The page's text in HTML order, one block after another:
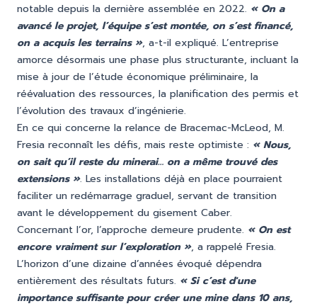
notable depuis la dernière assemblée en 2022. « On a
avancé le projet, l’équipe s’est montée, on s’est financé,
on a acquis les terrains », a-t-il expliqué. L’entreprise
amorce désormais une phase plus structurante, incluant la
mise à jour de l’étude économique préliminaire, la
réévaluation des ressources, la planification des permis et
l’évolution des travaux d’ingénierie.
En ce qui concerne la relance de Bracemac-McLeod, M.
Fresia reconnaît les défis, mais reste optimiste : « Nous,
on sait qu’il reste du minerai… on a même trouvé des
extensions ». Les installations déjà en place pourraient
faciliter un redémarrage graduel, servant de transition
avant le développement du gisement Caber.
Concernant l’or, l’approche demeure prudente. « On est
encore vraiment sur l’exploration », a rappelé Fresia.
L’horizon d’une dizaine d’années évoqué dépendra
entièrement des résultats futurs. « Si c’est d'une
importance suffisante pour créer une mine dans 10 ans,